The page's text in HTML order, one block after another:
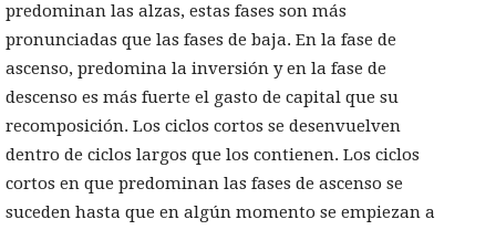
predominan las alzas, estas fases son más
pronunciadas que las fases de baja. En la fase de
ascenso, predomina la inversión y en la fase de
descenso es más fuerte el gasto de capital que su
recomposición. Los ciclos cortos se desenvuelven
dentro de ciclos largos que los contienen. Los ciclos
cortos en que predominan las fases de ascenso se
suceden hasta que en algún momento se empiezan a